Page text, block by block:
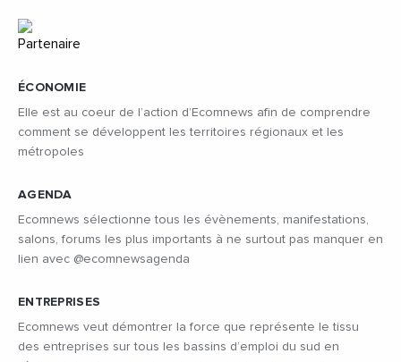
ÉCONOMIE
Elle est au coeur de l’action d’Ecomnews afin de comprendre
comment se développent les territoires régionaux et les
métropoles
AGENDA
Ecomnews sélectionne tous les évènements, manifestations,
salons, forums les plus importants à ne surtout pas manquer en
lien avec @ecomnewsagenda
ENTREPRISES
Ecomnews veut démontrer la force que représente le tissu
des entreprises sur tous les bassins d’emploi du sud en